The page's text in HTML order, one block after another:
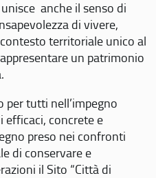
anche il senso di
di vivere,
territoriale unico al
un patrimonio
per tutti nell’impegno
efficaci, concrete e
preso nei confronti
di conservare e
il Sito “Città di